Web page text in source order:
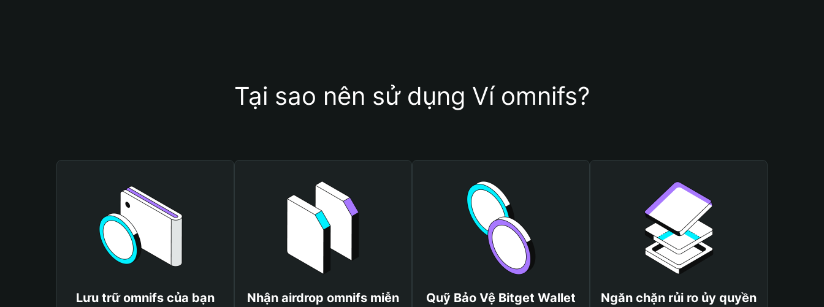
Tại sao nên sử dụng Ví omnifs?
Lưu trữ omnifs của bạn
Nhận airdrop omnifs miễn
Quỹ Bảo Vệ Bitget Wallet
Ngăn chặn rủi ro ủy quyền